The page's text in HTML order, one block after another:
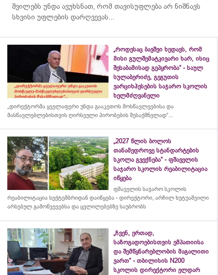
შვილებს უნდა ავუხსნათ, რომ თავისუფლება არ ნიშნავს
სხვისი უფლების დარღვევას...
„როდესაც ბავშვი ხედავს, რომ
მისი გულშემატკივარი ხარ, ისიც
შესაბამისად გეპყრობა“ - საულ
სულაბერიძე, გეგუთის
ვარციხჰესების საჯარო სკოლის
ხელმძღვანელი
„დირექტორმა ყველაფერი უნდა გააკეთოს მოსწავლეებისა და
მასწავლებლებისთვის ღირსეული პირობების შესაქმნელად“...
„2027 წლის ბოლოს
თანამედროვე სტანდარტების
სკოლა გვექნება“ - ფშაველის
საჯარო სკოლის რეაბილიტაცია
იწყება
ფშაველის საჯარო სკოლის
რეაბილიტაცია სექტემბრიდან დაიწყება - დირექტორი, არჩილ ხუტუაშვილი
არსებულ გამოწვევებსა და ცვლილებებზე საუბრობს
„ჩვენ, ერთად,
საზოგადოებისთვის ემპათიისა
და შემწყნარებლობის მაგალითი
ვართ“ - თბილისის N200
სკოლის დირექტორი ელდარ